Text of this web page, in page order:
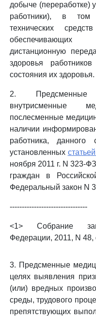
добыче (переработке)
работники), в том
технических
дистанционную
здоровья
состояния их здоровья.
2. Предсменные
внутрисменные
послесменные
наличии
работника, данного
установленных
ноября 2011 г. N 323-
граждан в
Федеральный закон N
--------------------------------
<1> Собрание
Федерации, 2011, N 48,
3. Предсменные
целях выявления
(или) вредных
среды, трудового
препятствующих